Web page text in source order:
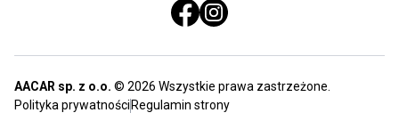
AACAR sp. z o.o. © 2026 Wszystkie prawa zastrzeżone.
Polityka prywatności Regulamin strony